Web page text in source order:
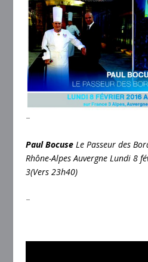
–
Paul Bocuse Le Passeur des
Rhône-Alpes Auvergne Lundi 8
3(Vers 23h40)
–